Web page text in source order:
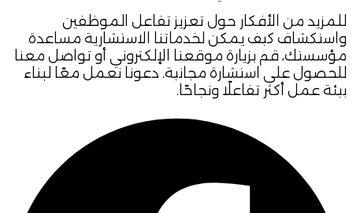
للمزيد من الأفكار حول تعزيز تفاعل الموظفين
واستكشاف كيف يمكن لخدماتنا الاستشارية مساعدة
مؤسستك، قم بزيارة موقعنا الإلكتروني أو تواصل معنا
للحصول على استشارة مجانية. دعونا نعمل معًا لبناء
بيئة عمل أكثر تفاعلًا ونجاحًا.